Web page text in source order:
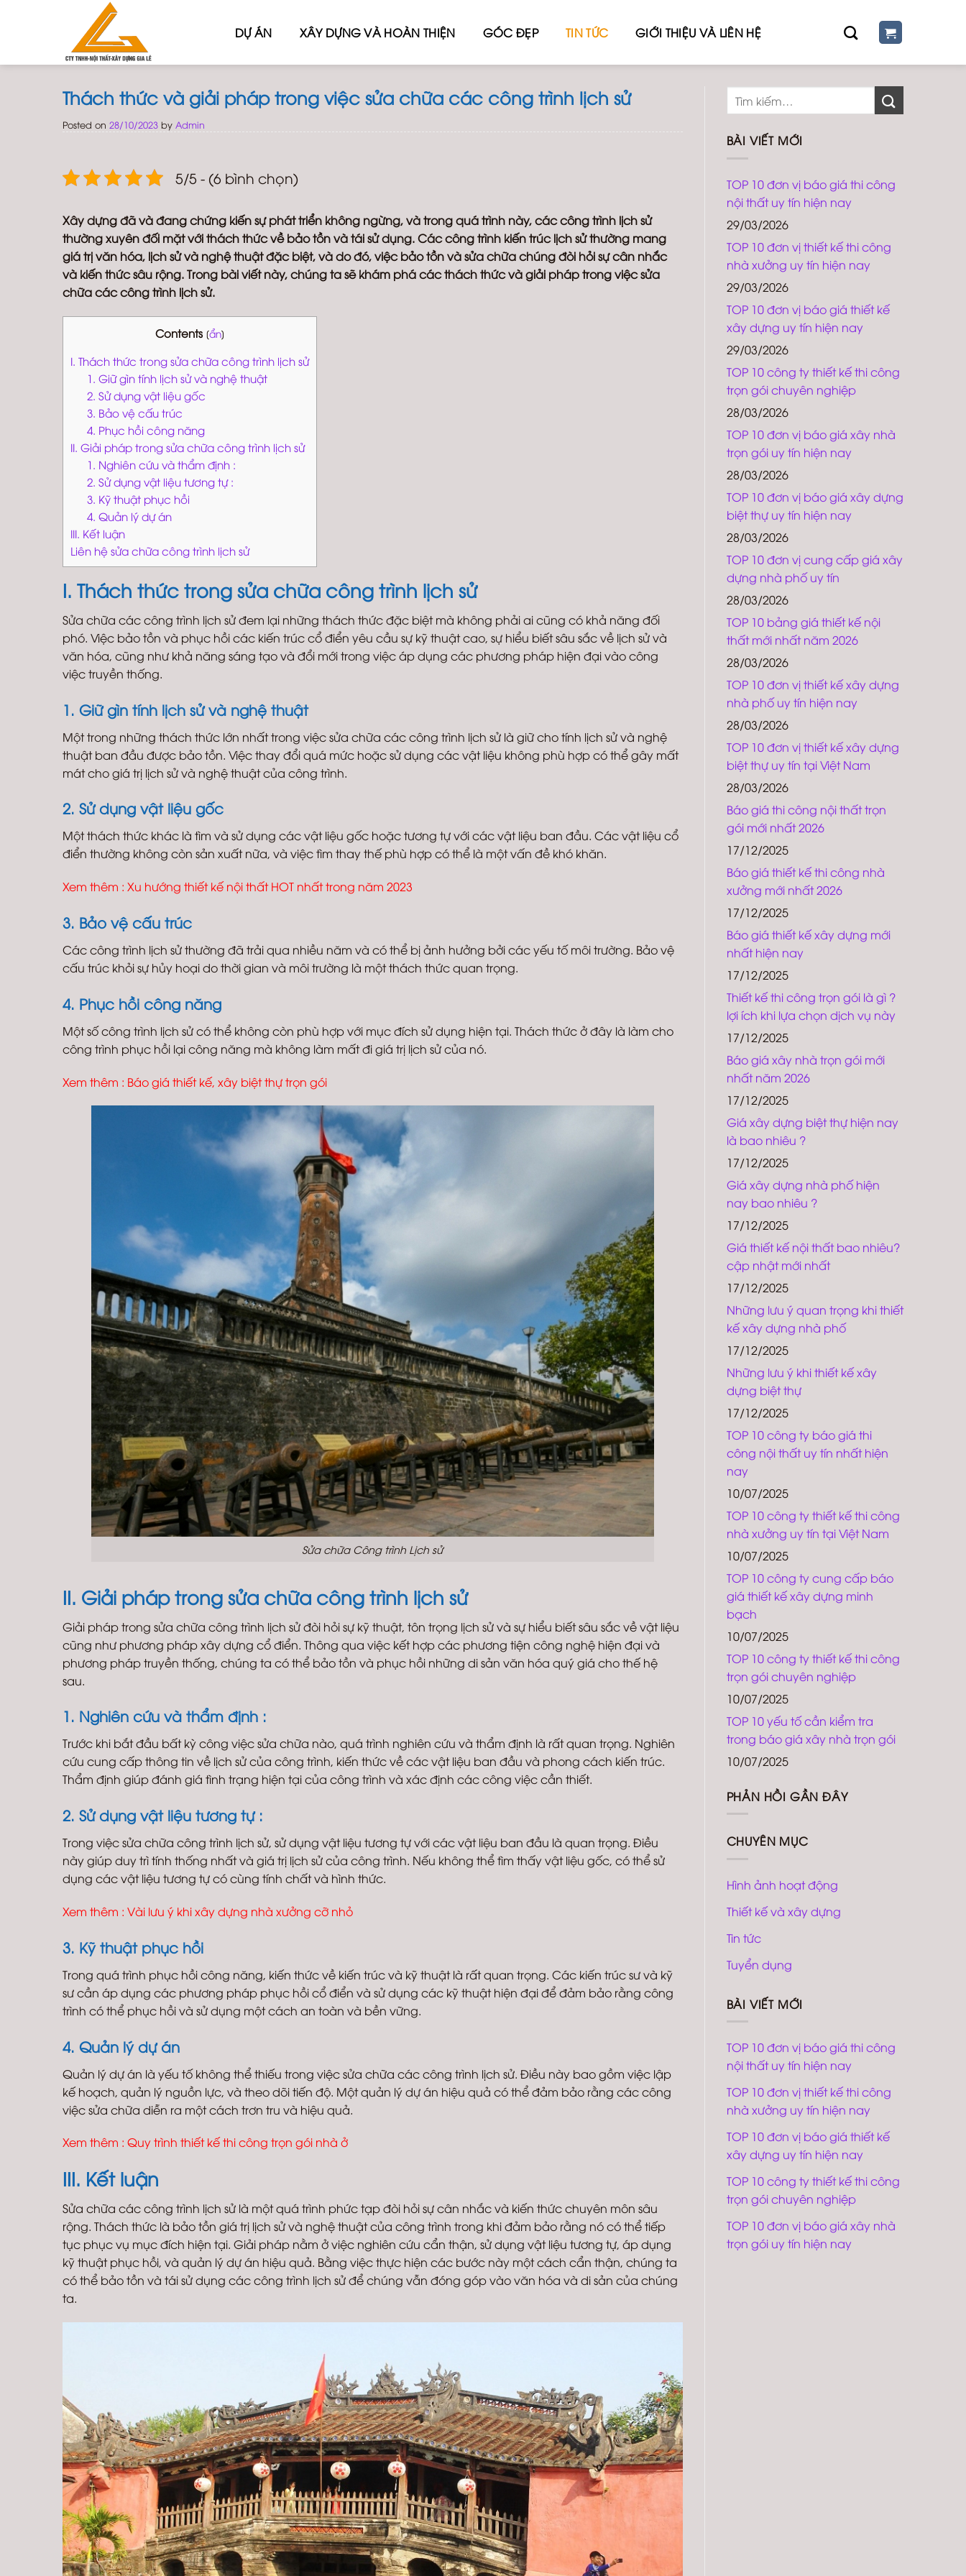
DỰ ÁN XÂY DỰNG VÀ HOÀN THIỆN GÓC ĐẸP TIN TỨC GIỚI THIỆU VÀ LIÊN HỆ
Thách thức và giải pháp trong việc sửa chữa các công trình lịch sử
Posted on 28/10/2023 by Admin
5/5 - (6 bình chọn)
Xây dựng đã và đang chứng kiến sự phát triển không ngừng, và trong quá trình này, các công trình lịch sử
thường xuyên đối mặt với thách thức về bảo tồn và tái sử dụng. Các công trình kiến trúc lịch sử thường mang
giá trị văn hóa, lịch sử và nghệ thuật đặc biệt, và do đó, việc bảo tồn và sửa chữa chúng đòi hỏi sự cân nhắc
và kiến thức sâu rộng. Trong bài viết này, chúng ta sẽ khám phá các thách thức và giải pháp trong việc sửa
chữa các công trình lịch sử.
Contents [ẩn]
I. Thách thức trong sửa chữa công trình lịch sử
1. Giữ gìn tính lịch sử và nghệ thuật
2. Sử dụng vật liệu gốc
3. Bảo vệ cấu trúc
4. Phục hồi công năng
II. Giải pháp trong sửa chữa công trình lịch sử
1. Nghiên cứu và thẩm định :
2. Sử dụng vật liệu tương tự :
3. Kỹ thuật phục hồi
4. Quản lý dự án
III. Kết luận
Liên hệ sửa chữa công trình lịch sử
I. Thách thức trong sửa chữa công trình lịch sử
Sửa chữa các công trình lịch sử đem lại những thách thức đặc biệt mà không phải ai cũng có khả năng đối
phó. Việc bảo tồn và phục hồi các kiến trúc cổ điển yêu cầu sự kỹ thuật cao, sự hiểu biết sâu sắc về lịch sử và
văn hóa, cũng như khả năng sáng tạo và đổi mới trong việc áp dụng các phương pháp hiện đại vào công
việc truyền thống.
1. Giữ gìn tính lịch sử và nghệ thuật
Một trong những thách thức lớn nhất trong việc sửa chữa các công trình lịch sử là giữ cho tính lịch sử và nghệ
thuật ban đầu được bảo tồn. Việc thay đổi quá mức hoặc sử dụng các vật liệu không phù hợp có thể gây mất
mát cho giá trị lịch sử và nghệ thuật của công trình.
2. Sử dụng vật liệu gốc
Một thách thức khác là tìm và sử dụng các vật liệu gốc hoặc tương tự với các vật liệu ban đầu. Các vật liệu cổ
điển thường không còn sản xuất nữa, và việc tìm thay thế phù hợp có thể là một vấn đề khó khăn.
Xem thêm : Xu hướng thiết kế nội thất HOT nhất trong năm 2023
3. Bảo vệ cấu trúc
Các công trình lịch sử thường đã trải qua nhiều năm và có thể bị ảnh hưởng bởi các yếu tố môi trường. Bảo vệ
cấu trúc khỏi sự hủy hoại do thời gian và môi trường là một thách thức quan trọng.
4. Phục hồi công năng
Một số công trình lịch sử có thể không còn phù hợp với mục đích sử dụng hiện tại. Thách thức ở đây là làm cho
công trình phục hồi lại công năng mà không làm mất đi giá trị lịch sử của nó.
Xem thêm : Báo giá thiết kế, xây biệt thự trọn gói
Sửa chữa Công trình Lịch sử
II. Giải pháp trong sửa chữa công trình lịch sử
Giải pháp trong sửa chữa công trình lịch sử đòi hỏi sự kỹ thuật, tôn trọng lịch sử và sự hiểu biết sâu sắc về vật liệu
cũng như phương pháp xây dựng cổ điển. Thông qua việc kết hợp các phương tiện công nghệ hiện đại và
phương pháp truyền thống, chúng ta có thể bảo tồn và phục hồi những di sản văn hóa quý giá cho thế hệ
sau.
1. Nghiên cứu và thẩm định :
Trước khi bắt đầu bất kỳ công việc sửa chữa nào, quá trình nghiên cứu và thẩm định là rất quan trọng. Nghiên
cứu cung cấp thông tin về lịch sử của công trình, kiến thức về các vật liệu ban đầu và phong cách kiến trúc.
Thẩm định giúp đánh giá tình trạng hiện tại của công trình và xác định các công việc cần thiết.
2. Sử dụng vật liệu tương tự :
Trong việc sửa chữa công trình lịch sử, sử dụng vật liệu tương tự với các vật liệu ban đầu là quan trọng. Điều
này giúp duy trì tính thống nhất và giá trị lịch sử của công trình. Nếu không thể tìm thấy vật liệu gốc, có thể sử
dụng các vật liệu tương tự có cùng tính chất và hình thức.
Xem thêm : Vài lưu ý khi xây dựng nhà xưởng cỡ nhỏ
3. Kỹ thuật phục hồi
Trong quá trình phục hồi công năng, kiến thức về kiến trúc và kỹ thuật là rất quan trọng. Các kiến trúc sư và kỹ
sư cần áp dụng các phương pháp phục hồi cổ điển và sử dụng các kỹ thuật hiện đại để đảm bảo rằng công
trình có thể phục hồi và sử dụng một cách an toàn và bền vững.
4. Quản lý dự án
Quản lý dự án là yếu tố không thể thiếu trong việc sửa chữa các công trình lịch sử. Điều này bao gồm việc lập
kế hoạch, quản lý nguồn lực, và theo dõi tiến độ. Một quản lý dự án hiệu quả có thể đảm bảo rằng các công
việc sửa chữa diễn ra một cách trơn tru và hiệu quả.
Xem thêm : Quy trình thiết kế thi công trọn gói nhà ở
III. Kết luận
Sửa chữa các công trình lịch sử là một quá trình phức tạp đòi hỏi sự cân nhắc và kiến thức chuyên môn sâu
rộng. Thách thức là bảo tồn giá trị lịch sử và nghệ thuật của công trình trong khi đảm bảo rằng nó có thể tiếp
tục phục vụ mục đích hiện tại. Giải pháp nằm ở việc nghiên cứu cẩn thận, sử dụng vật liệu tương tự, áp dụng
kỹ thuật phục hồi, và quản lý dự án hiệu quả. Bằng việc thực hiện các bước này một cách cẩn thận, chúng ta
có thể bảo tồn và tái sử dụng các công trình lịch sử để chúng vẫn đóng góp vào văn hóa và di sản của chúng
ta.
BÀI VIẾT MỚI
TOP 10 đơn vị báo giá thi công
nội thất uy tín hiện nay
29/03/2026
TOP 10 đơn vị thiết kế thi công
nhà xưởng uy tín hiện nay
29/03/2026
TOP 10 đơn vị báo giá thiết kế
xây dựng uy tín hiện nay
29/03/2026
TOP 10 công ty thiết kế thi công
trọn gói chuyên nghiệp
28/03/2026
TOP 10 đơn vị báo giá xây nhà
trọn gói uy tín hiện nay
28/03/2026
TOP 10 đơn vị báo giá xây dựng
biệt thự uy tín hiện nay
28/03/2026
TOP 10 đơn vị cung cấp giá xây
dựng nhà phố uy tín
28/03/2026
TOP 10 bảng giá thiết kế nội
thất mới nhất năm 2026
28/03/2026
TOP 10 đơn vị thiết kế xây dựng
nhà phố uy tín hiện nay
28/03/2026
TOP 10 đơn vị thiết kế xây dựng
biệt thự uy tín tại Việt Nam
28/03/2026
Báo giá thi công nội thất trọn
gói mới nhất 2026
17/12/2025
Báo giá thiết kế thi công nhà
xưởng mới nhất 2026
17/12/2025
Báo giá thiết kế xây dựng mới
nhất hiện nay
17/12/2025
Thiết kế thi công trọn gói là gì ?
lợi ích khi lựa chọn dịch vụ này
17/12/2025
Báo giá xây nhà trọn gói mới
nhất năm 2026
17/12/2025
Giá xây dựng biệt thự hiện nay
là bao nhiêu ?
17/12/2025
Giá xây dựng nhà phố hiện
nay bao nhiêu ?
17/12/2025
Giá thiết kế nội thất bao nhiêu?
cập nhật mới nhất
17/12/2025
Những lưu ý quan trọng khi thiết
kế xây dựng nhà phố
17/12/2025
Những lưu ý khi thiết kế xây
dựng biệt thự
17/12/2025
TOP 10 công ty báo giá thi
công nội thất uy tín nhất hiện
nay
10/07/2025
TOP 10 công ty thiết kế thi công
nhà xưởng uy tín tại Việt Nam
10/07/2025
TOP 10 công ty cung cấp báo
giá thiết kế xây dựng minh
bạch
10/07/2025
TOP 10 công ty thiết kế thi công
trọn gói chuyên nghiệp
10/07/2025
TOP 10 yếu tố cần kiểm tra
trong báo giá xây nhà trọn gói
10/07/2025
PHẢN HỒI GẦN ĐÂY
CHUYÊN MỤC
Hình ảnh hoạt động
Thiết kế và xây dựng
Tin tức
Tuyển dụng
BÀI VIẾT MỚI
TOP 10 đơn vị báo giá thi công
nội thất uy tín hiện nay
TOP 10 đơn vị thiết kế thi công
nhà xưởng uy tín hiện nay
TOP 10 đơn vị báo giá thiết kế
xây dựng uy tín hiện nay
TOP 10 công ty thiết kế thi công
trọn gói chuyên nghiệp
TOP 10 đơn vị báo giá xây nhà
trọn gói uy tín hiện nay